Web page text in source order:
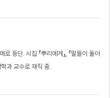
등단. 시집 『뿌리에게』, 『말들이 돌아
과 교수로 재직 중.